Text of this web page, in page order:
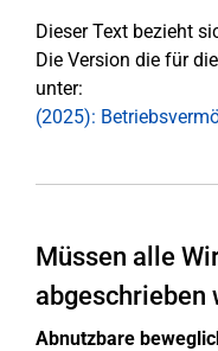
Dieser Text bezieht
Die Version die für die
unter:
(2025):
Müssen alle
abgeschrieben
Abnutzbare